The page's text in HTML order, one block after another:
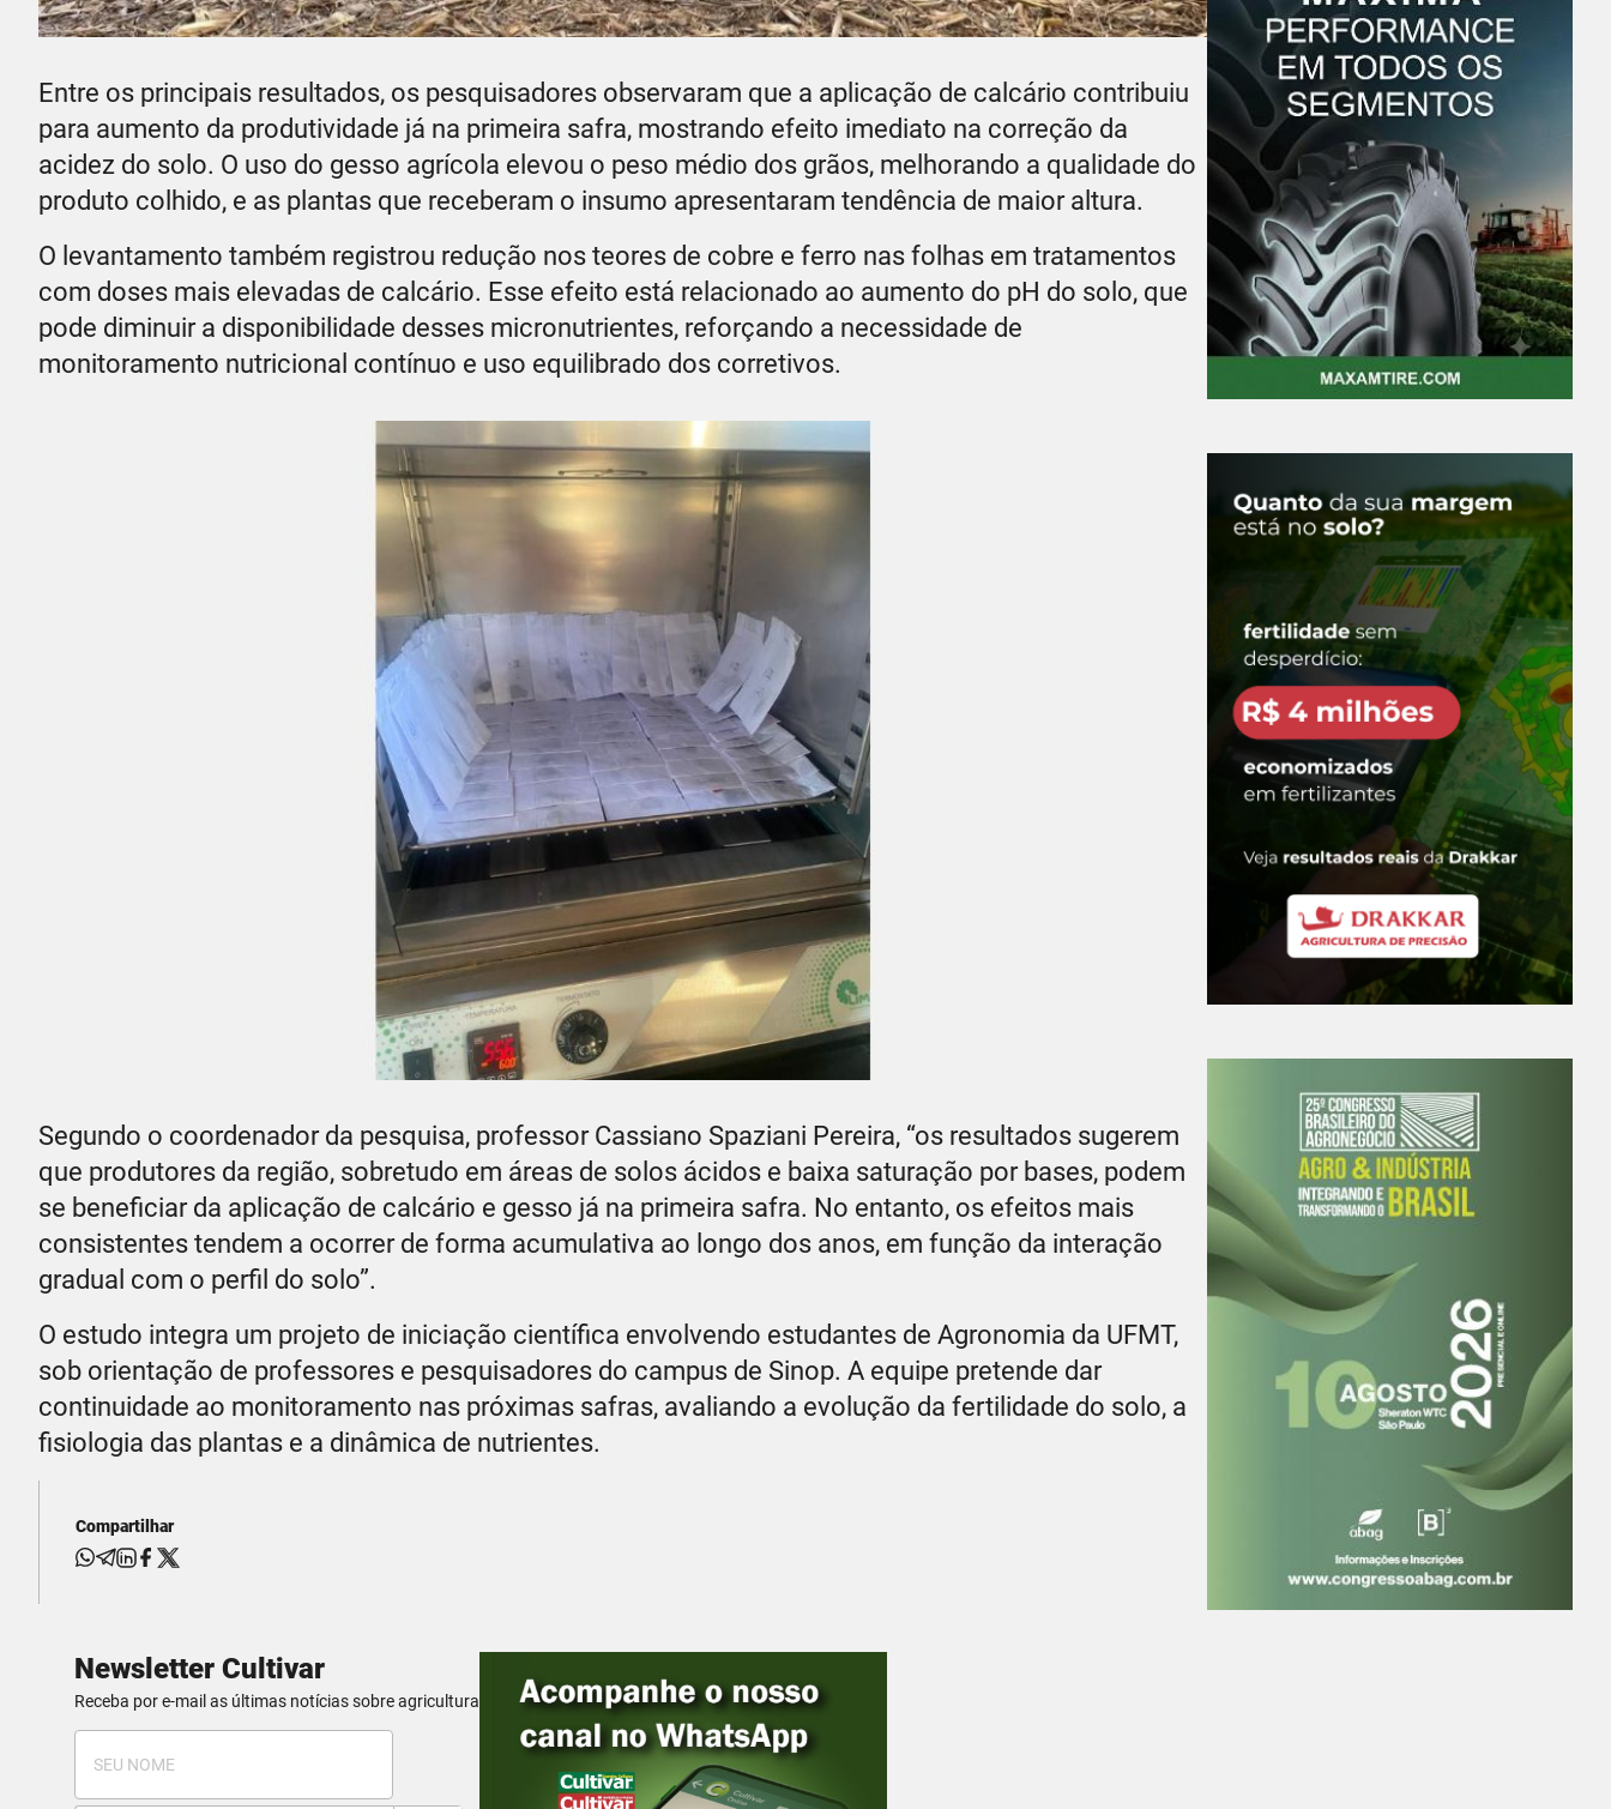
Entre os principais resultados, os pesquisadores observaram que a aplicação de calcário contribuiu
para aumento da produtividade já na primeira safra, mostrando efeito imediato na correção da
acidez do solo. O uso do gesso agrícola elevou o peso médio dos grãos, melhorando a qualidade do
produto colhido, e as plantas que receberam o insumo apresentaram tendência de maior altura.
O levantamento também registrou redução nos teores de cobre e ferro nas folhas em tratamentos
com doses mais elevadas de calcário. Esse efeito está relacionado ao aumento do pH do solo, que
pode diminuir a disponibilidade desses micronutrientes, reforçando a necessidade de
monitoramento nutricional contínuo e uso equilibrado dos corretivos.
Segundo o coordenador da pesquisa, professor Cassiano Spaziani Pereira, “os resultados sugerem
que produtores da região, sobretudo em áreas de solos ácidos e baixa saturação por bases, podem
se beneficiar da aplicação de calcário e gesso já na primeira safra. No entanto, os efeitos mais
consistentes tendem a ocorrer de forma acumulativa ao longo dos anos, em função da interação
gradual com o perfil do solo”.
O estudo integra um projeto de iniciação científica envolvendo estudantes de Agronomia da UFMT,
sob orientação de professores e pesquisadores do campus de Sinop. A equipe pretende dar
continuidade ao monitoramento nas próximas safras, avaliando a evolução da fertilidade do solo, a
fisiologia das plantas e a dinâmica de nutrientes.
Compartilhar
Newsletter Cultivar
Receba por e-mail as últimas notícias sobre agricultura